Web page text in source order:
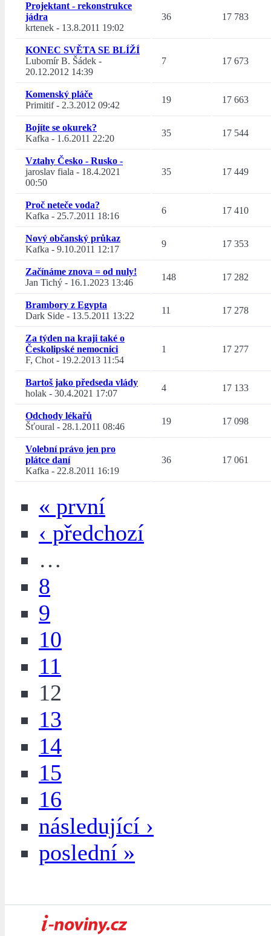
Projektant - rekonstrukce
jádra
krtenek - 13.8.2011 19:02
36 17 783
KONEC SVĚTA SE BLÍŽÍ
Lubomír B. Šádek -
20.12.2012 14:39
7 17 673
Komenský pláče
Primitif- 2.3.2012 09:42
19 17 663
Bojíte se okurek?
Kafka - 1.6.2011 22:20
35 17 544
Vztahy Česko - Rusko -
jaroslav fiala - 18.4.2021
00:50
35 17 449
Proč neteče voda?
Kafka - 25.7.2011 18:16
6 17 410
Nový občanský průkaz
Kafka - 9.10.2011 12:17
9 17 353
Začínáme znova = od nuly!
Jan Tichý - 16.1.2023 13:46
148 17 282
Brambory z Egypta
Dark Side - 13.5.2011 13:22
11 17 278
Za týden na kraji také o
Českolipské nemocnici
F, Chot- 19.2.2013 11:54
1 17 277
Bartoš jako předseda vlády
holak - 30.4.2021 17:07
4 17 133
Odchody lékařů
Šťoural - 28.1.2011 08:46
19 17 098
Volební právo jen pro
plátce daní
Kafka - 22.8.2011 16:19
36 17 061
« první
‹ předchozí
…
8
9
10
11
12
13
14
15
16
následující ›
poslední »